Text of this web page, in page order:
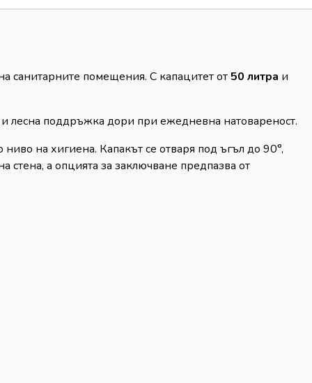
санитарните помещения. С капацитет от 50 литра и
лесна поддръжка дори при ежедневна натовареност.
на хигиена. Капакът се отваря под ъгъл до 90°,
а опцията за заключване предпазва от